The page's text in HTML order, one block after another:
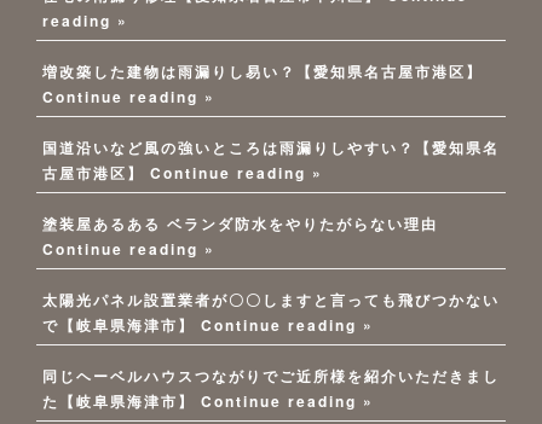
reading »
増改築した建物は雨漏りし易い？【愛知県名古屋市港区】
Continue reading »
国道沿いなど風の強いところは雨漏りしやすい？【愛知県名
古屋市港区】
Continue reading »
塗装屋あるある ベランダ防水をやりたがらない理由
Continue reading »
太陽光パネル設置業者が〇〇しますと言っても飛びつかない
で【岐阜県海津市】
Continue reading »
同じヘーベルハウスつながりでご近所様を紹介いただきまし
た【岐阜県海津市】
Continue reading »